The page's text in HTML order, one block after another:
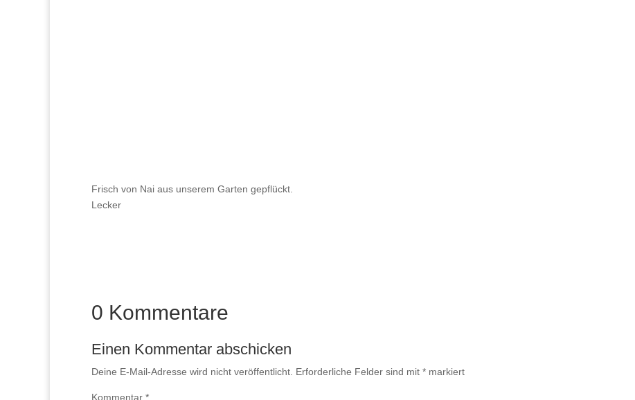
Frisch von Nai aus unserem Garten gepflückt.
Lecker
0 Kommentare
Einen Kommentar abschicken
Deine E-Mail-Adresse wird nicht veröffentlicht. Erforderliche Felder sind mit * markiert
Kommentar *